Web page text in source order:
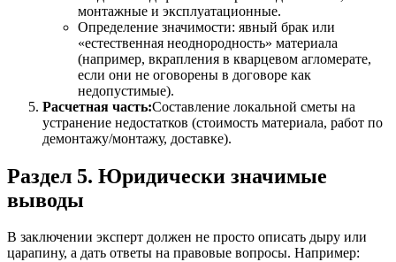
монтажные и эксплуатационные.
Определение значимости: явный брак или
«естественная неоднородность» материала
(например, вкрапления в кварцевом агломерате,
если они не оговорены в договоре как
недопустимые).
Расчетная часть:Составление локальной сметы на
устранение недостатков (стоимость материала, работ по
демонтажу/монтажу, доставке).
Раздел 5. Юридически значимые
выводы
В заключении эксперт должен не просто описать дыру или
царапину, а дать ответы на правовые вопросы. Например: